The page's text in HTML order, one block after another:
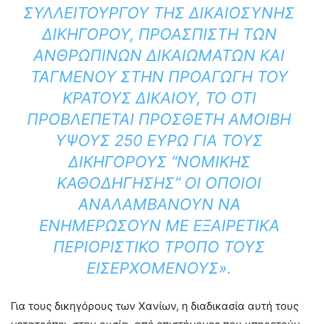
ΣΥΛΛΕΙΤΟΥΡΓΟΎ ΤΗΣ ΔΙΚΑΙΟΣΎΝΗΣ
ΔΙΚΗΓΌΡΟΥ, ΠΡΟΑΣΠΙΣΤΉ ΤΩΝ
ΑΝΘΡΩΠΊΝΩΝ ΔΙΚΑΙΩΜΆΤΩΝ ΚΑΙ
ΤΑΓΜΈΝΟΥ ΣΤΗΝ ΠΡΟΑΓΩΓΉ ΤΟΥ
ΚΡΆΤΟΥΣ ΔΙΚΑΊΟΥ, ΤΟ ΌΤΙ
ΠΡΟΒΛΈΠΕΤΑΙ ΠΡΌΣΘΕΤΗ ΑΜΟΙΒΉ
ΎΨΟΥΣ 250 ΕΥΡΏ ΓΙΑ ΤΟΥΣ
ΔΙΚΗΓΌΡΟΥΣ “ΝΟΜΙΚΉΣ
ΚΑΘΟΔΉΓΗΣΗΣ” ΟΙ ΟΠΟΊΟΙ
ΑΝΑΛΑΜΒΆΝΟΥΝ ΝΑ
ΕΝΗΜΕΡΏΣΟΥΝ ΜΕ ΕΞΑΙΡΕΤΙΚΆ
ΠΕΡΙΟΡΙΣΤΙΚΌ ΤΡΌΠΟ ΤΟΥΣ
ΕΙΣΕΡΧΌΜΕΝΟΥΣ».
Για τους δικηγόρους των Χανίων, η διαδικασία αυτή τους